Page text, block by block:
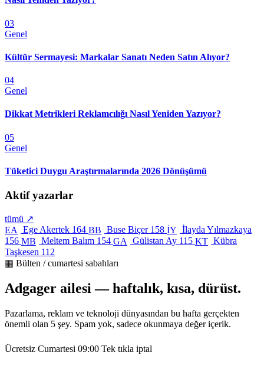
03
Genel
Kültür Sermayesi: Markalar Sanatı Neden Satın Alıyor?
04
Genel
Dikkat Metrikleri Reklamcılığı Nasıl Yeniden Yazıyor?
05
Genel
Tüketici Duygu Araştırmalarında 2026 Dönüşümü
Aktif yazarlar
tümü ↗
EA
Ege Akertek 164 BB Buse Biçer 158 İY İlayda Yılmazkaya
156 MB Meltem Balım 154 GA Gülistan Ay 115 KT Kübra
Taşkesen 112
▦ Bülten / cumartesi sabahları
Adgager ailesi — haftalık, kısa, dürüst.
Pazarlama, reklam ve teknoloji dünyasından bu hafta gerçekten
önemli olan 5 şey. Spam yok, sadece okunmaya değer içerik.
Ücretsiz Cumartesi 09:00 Tek tıkla iptal